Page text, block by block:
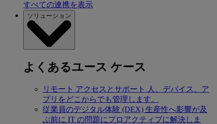
すべての連携を表示
ソリューション
よくあるユース ケース
リモート アクセスとサポート
人、デバイス、ア
プリをどこからでも管理します。
従業員のデジタル体験 (DEX) 生産性へ影響が及
ぶ前に IT の問題にプロアクティブに解決しま